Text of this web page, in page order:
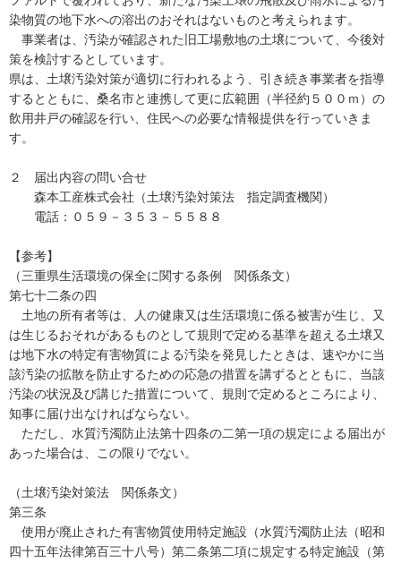
染物質の地下水への溶出のおそれはないものと考えられます。
事業者は、汚染が確認された旧工場敷地の土壌について、今後対
策を検討するとしています。
県は、土壌汚染対策が適切に行われるよう、引き続き事業者を指導
するとともに、桑名市と連携して更に広範囲（半径約５００ｍ）の
飲用井戸の確認を行い、住民への必要な情報提供を行っていきま
す。
２ 届出内容の問い合せ
森本工産株式会社（土壌汚染対策法 指定調査機関）
電話：０５９－３５３－５５８８
【参考】
（三重県生活環境の保全に関する条例 関係条文）
第七十二条の四
土地の所有者等は、人の健康又は生活環境に係る被害が生じ、又
は生じるおそれがあるものとして規則で定める基準を超える土壌又
は地下水の特定有害物質による汚染を発見したときは、速やかに当
該汚染の拡散を防止するための応急の措置を講ずるとともに、当該
汚染の状況及び講じた措置について、規則で定めるところにより、
知事に届け出なければならない。
ただし、水質汚濁防止法第十四条の二第一項の規定による届出が
あった場合は、この限りでない。
（土壌汚染対策法 関係条文）
第三条
使用が廃止された有害物質使用特定施設（水質汚濁防止法（昭和
四十五年法律第百三十八号）第二条第二項に規定する特定施設（第